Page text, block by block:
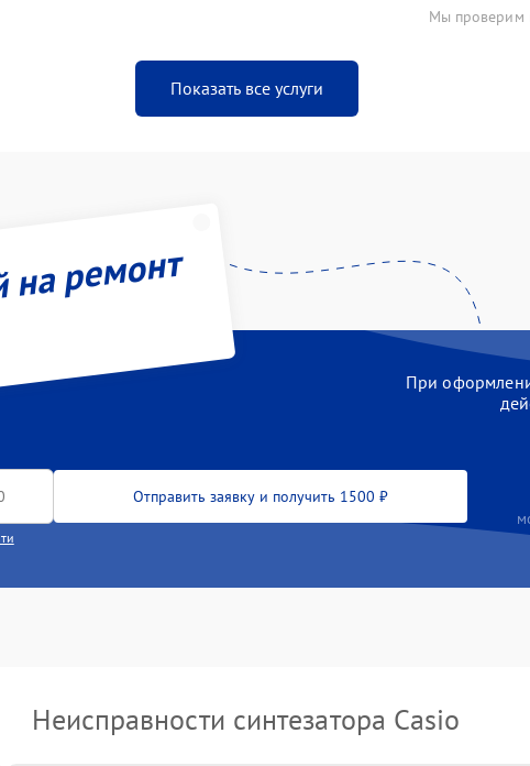
Мы проверим
Показать все услуги
ремонт
При
Отправить заявку и получить 1500 ₽
Неисправности синтезатора Casio